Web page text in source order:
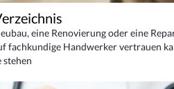
eine Renovierung oder eine
fachkundige Handwerker vertrauen
stehen